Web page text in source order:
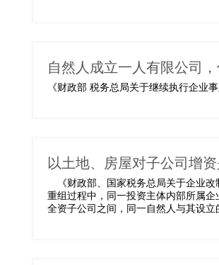
自然人成立一人有限公司
《财政部 税务总局关于继续执行企业
以土地、房屋对子公司增
《财政部、国家税务总局关于企业改
重组过程中，同一投资主体内部所属
全资子公司之间，同一自然人与其设